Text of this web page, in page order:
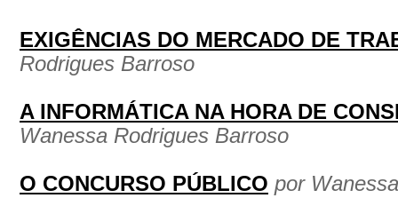
EXIGÊNCIAS DO MERCADO DE
Rodrigues Barroso
A INFORMÁTICA NA HORA DE
Wanessa Rodrigues Barroso
O CONCURSO PÚBLICO por